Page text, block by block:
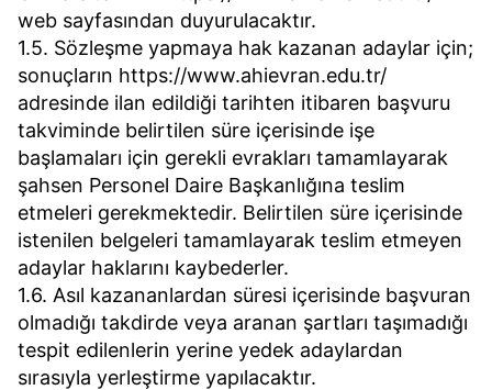
web sayfasından duyurulacaktır.
1.5. Sözleşme yapmaya hak kazanan adaylar için;
sonuçların https://www.ahievran.edu.tr/
adresinde ilan edildiği tarihten itibaren başvuru
takviminde belirtilen süre içerisinde işe
başlamaları için gerekli evrakları tamamlayarak
şahsen Personel Daire Başkanlığına teslim
etmeleri gerekmektedir. Belirtilen süre içerisinde
istenilen belgeleri tamamlayarak teslim etmeyen
adaylar haklarını kaybederler.
1.6. Asıl kazananlardan süresi içerisinde başvuran
olmadığı takdirde veya aranan şartları taşımadığı
tespit edilenlerin yerine yedek adaylardan
sırasıyla yerleştirme yapılacaktır.